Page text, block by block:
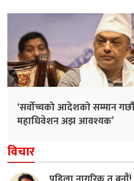
‘सर्वोच्चको आदेशको सम्मान
महाधिवेशन अझ आवश्यक’
विचार